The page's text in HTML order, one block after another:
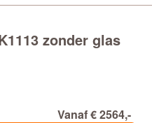
zonder glas
Vanaf € 2564,-